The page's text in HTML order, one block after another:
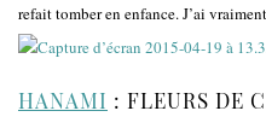
refait tomber en enfance. J’ai
HANAMI : FLEURS DE